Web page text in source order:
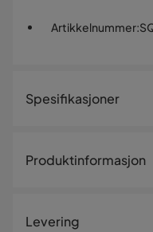
Artikkelnummer:
Spesifikasjoner
Størrelse
Produktinformasjon
Levering